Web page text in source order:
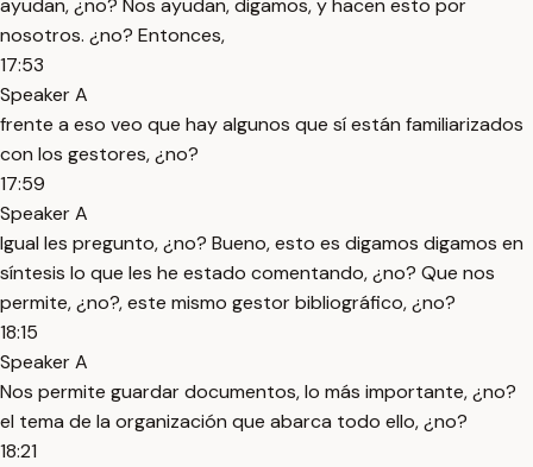
ayudan, ¿no? Nos ayudan, digamos, y hacen esto por
nosotros. ¿no? Entonces,
17:53
Speaker A
frente a eso veo que hay algunos que sí están familiarizados
con los gestores, ¿no?
17:59
Speaker A
Igual les pregunto, ¿no? Bueno, esto es digamos digamos en
síntesis lo que les he estado comentando, ¿no? Que nos
permite, ¿no?, este mismo gestor bibliográfico, ¿no?
18:15
Speaker A
Nos permite guardar documentos, lo más importante, ¿no?
el tema de la organización que abarca todo ello, ¿no?
18:21